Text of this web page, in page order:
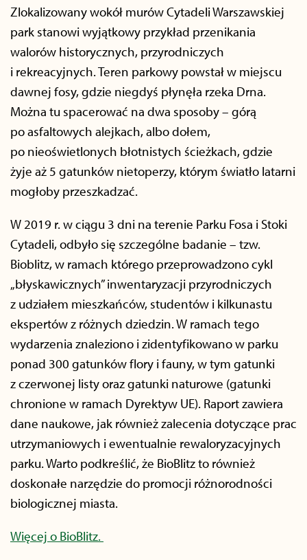
Zlokalizowany wokół murów Cytadeli Warszawskiej
park stanowi wyjątkowy przykład przenikania
walorów historycznych, przyrodniczych
i rekreacyjnych. Teren parkowy powstał w miejscu
dawnej fosy, gdzie niegdyś płynęła rzeka Drna.
Można tu spacerować na dwa sposoby – górą
po asfaltowych alejkach, albo dołem,
po nieoświetlonych błotnistych ścieżkach, gdzie
żyje aż 5 gatunków nietoperzy, którym światło latarni
mogłoby przeszkadzać.
W 2019 r. w ciągu 3 dni na terenie Parku Fosa i Stoki
Cytadeli, odbyło się szczególne badanie – tzw.
Bioblitz, w ramach którego przeprowadzono cykl
„błyskawicznych” inwentaryzacji przyrodniczych
z udziałem mieszkańców, studentów i kilkunastu
ekspertów z różnych dziedzin. W ramach tego
wydarzenia znaleziono i zidentyfikowano w parku
ponad 300 gatunków flory i fauny, w tym gatunki
z czerwonej listy oraz gatunki naturowe (gatunki
chronione w ramach Dyrektyw UE). Raport zawiera
dane naukowe, jak również zalecenia dotyczące prac
utrzymaniowych i ewentualnie rewaloryzacyjnych
parku. Warto podkreślić, że BioBlitz to również
doskonałe narzędzie do promocji różnorodności
biologicznej miasta.
Więcej o BioBlitz.